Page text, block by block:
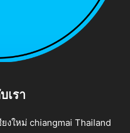
เรา
งใหม่ chiangmai Thailand